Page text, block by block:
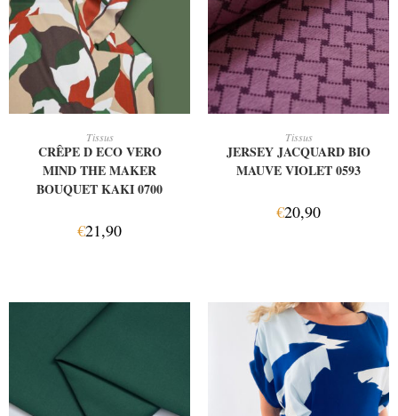
Tissus
CRÊPE D ECO VERO
MIND THE MAKER
BOUQUET KAKI 0700
€21,90
Tissus
JERSEY JACQUARD BIO
MAUVE VIOLET 0593
€20,90